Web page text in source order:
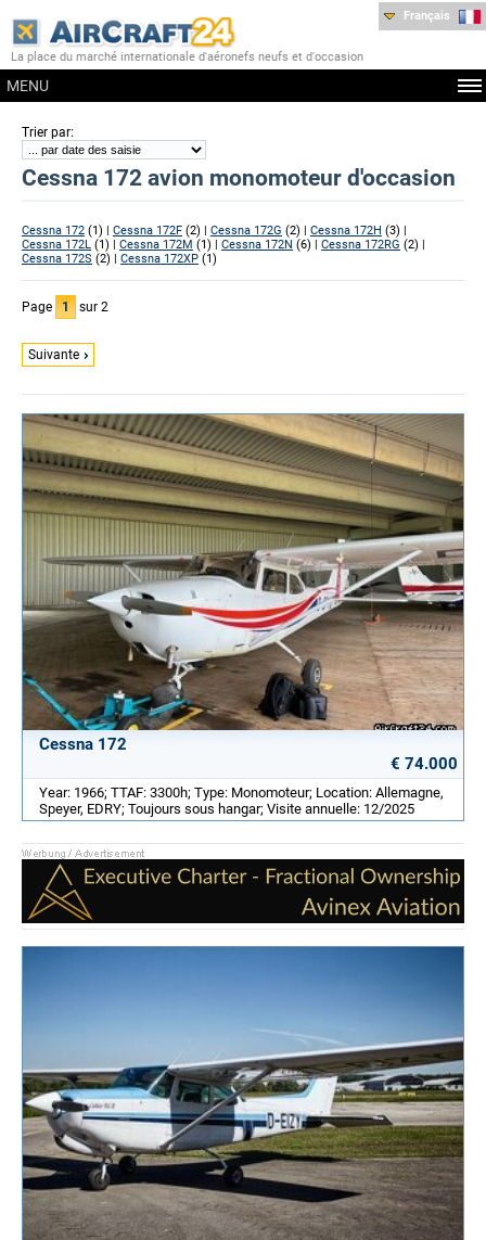
La place du marché internationale d'aéronefs neufs et d'occasion
MENU
Français
Trier par:
Cessna 172 avion monomoteur d'occasion
Cessna 172 (1) | Cessna 172F (2) | Cessna 172G (2) | Cessna 172H (3) |
Cessna 172L (1) | Cessna 172M (1) | Cessna 172N (6) | Cessna 172RG (2) |
Cessna 172S (2) | Cessna 172XP (1)
Page 1 sur 2
Suivante
Cessna 172
€ 74.000
Year: 1966; TTAF: 3300h; Type: Monomoteur; Location: Allemagne,
Speyer, EDRY; Toujours sous hangar; Visite annuelle: 12/2025